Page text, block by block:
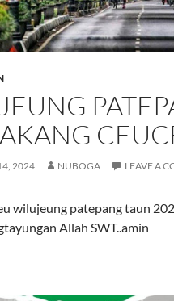
2024 NUBOGA LEAVE A
wilujeung patepang taun
Allah SWT..amin